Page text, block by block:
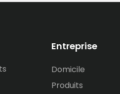
Entreprise
Domicile
Produits